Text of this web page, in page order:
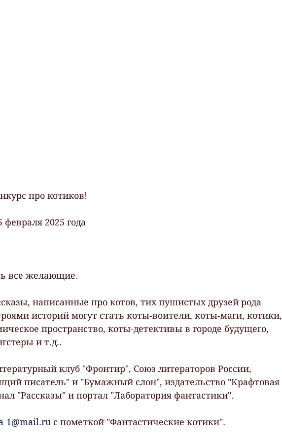
про котиков!
2025 года
все желающие.
написанные про котов, тих пушистых друзей рода
историй могут стать коты-воители, коты-маги, котики,
пространство, коты-детективы в городе будущего,
и т.д..
клуб "Фронтир", Союз литераторов России,
писатель" и "Бумажный слон", издательство "Крафтовая
"Рассказы" и портал "Лаборатория фантастики".
1@mail.ru с пометкой "Фантастические котики".